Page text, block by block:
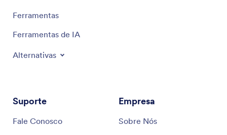
Ferramentas
Ferramentas de IA
Alternativas
Suporte
Fale Conosco
Empresa
Sobre Nós